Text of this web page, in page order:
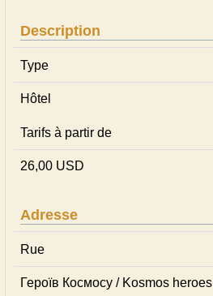
Description
Type
Hôtel
Tarifs à partir de
26,00 USD
Adresse
Rue
Героїв Космосу / Kosmos heroes